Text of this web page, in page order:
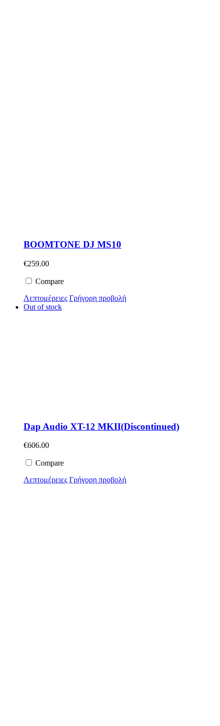
BOOMTONE DJ MS10
€259.00
Compare
Λεπτομέρειες Γρήγορη προβολή
Out of stock
Dap Audio XT-12 MKII(Discontinued)
€606.00
Compare
Λεπτομέρειες Γρήγορη προβολή